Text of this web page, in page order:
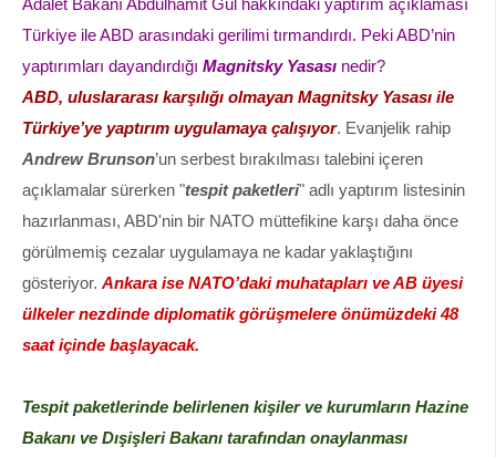
Adalet Bakanı Abdülhamit Gül hakkındaki yaptırım açıklaması
Türkiye ile ABD arasındaki gerilimi tırmandırdı. Peki ABD’nin
yaptırımları dayandırdığı Magnitsky Yasası nedir?
ABD, uluslararası karşılığı olmayan Magnitsky Yasası ile
Türkiye’ye yaptırım uygulamaya çalışıyor. Evanjelik rahip
Andrew Brunson’un serbest bırakılması talebini içeren
açıklamalar sürerken "tespit paketleri" adlı yaptırım listesinin
hazırlanması, ABD'nin bir NATO müttefikine karşı daha önce
görülmemiş cezalar uygulamaya ne kadar yaklaştığını
gösteriyor. Ankara ise NATO’daki muhatapları ve AB üyesi
ülkeler nezdinde diplomatik görüşmelere önümüzdeki 48
saat içinde başlayacak.
Tespit paketlerinde belirlenen kişiler ve kurumların Hazine
Bakanı ve Dışişleri Bakanı tarafından onaylanması